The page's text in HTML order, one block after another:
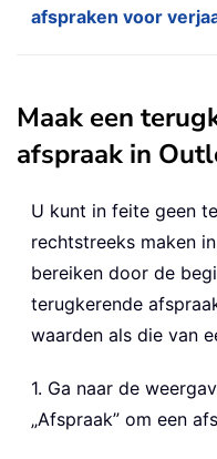
afspraken voor
Maak een
afspraak in
U kunt in feite geen
rechtstreeks maken
bereiken door de
terugkerende
waarden als die van
1. Ga naar de
„Afspraak” om een